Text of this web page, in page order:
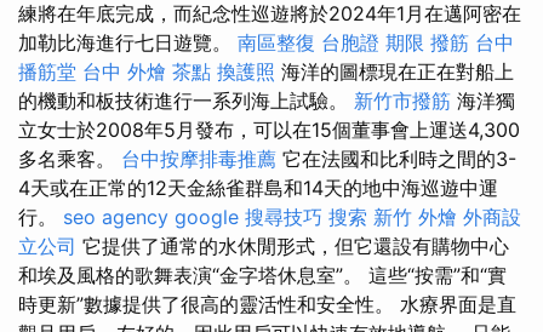
練將在年底完成，而紀念性巡遊將於2024年1月在邁阿密在
加勒比海進行七日遊覽。 南區整復 台胞證 期限 撥筋 台中
播筋堂 台中 外燴 茶點 換護照 海洋的圖標現在正在對船上
的機動和板技術進行一系列海上試驗。 新竹市撥筋 海洋獨
立女士於2008年5月發布，可以在15個董事會上運送4,300
多名乘客。 台中按摩排毒推薦 它在法國和比利時之間的3-
4天或在正常的12天金絲雀群島和14天的地中海巡遊中運
行。 seo agency google 搜尋技巧 搜索 新竹 外燴 外商設
立公司 它提供了通常的水休閒形式，但它還設有購物中心
和埃及風格的歌舞表演“金字塔休息室”。 這些“按需”和“實
時更新”數據提供了很高的靈活性和安全性。 水療界面是直